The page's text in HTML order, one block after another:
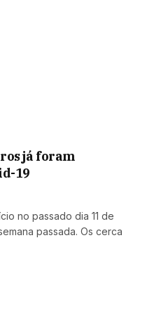
já foram
19
no passado dia 11 de
passada. Os cerca